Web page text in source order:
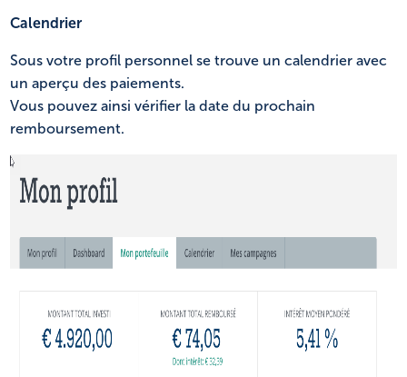
Calendrier
Sous votre profil personnel se trouve un calendrier avec
un aperçu des paiements.
Vous pouvez ainsi vérifier la date du prochain
remboursement.